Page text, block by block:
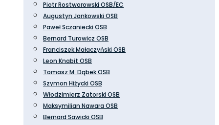
Piotr Rostworowski OSB/EC
Augustyn Jankowski OSB
Paweł Sczaniecki OSB
Bernard Turowicz OSB
Franciszek Małaczyński OSB
Leon Knabit OSB
Tomasz M. Dąbek OSB
Szymon Hiżycki OSB
Włodzimierz Zatorski OSB
Maksymilian Nawara OSB
Bernard Sawicki OSB